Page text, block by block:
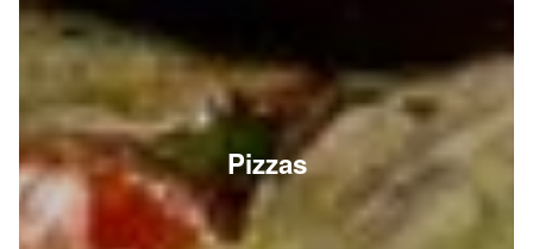
Pizzas